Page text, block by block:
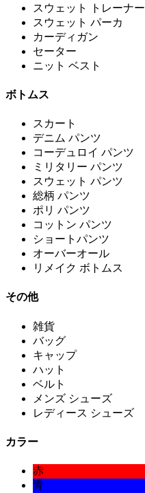
スウェット トレーナー
スウェット パーカ
カーディガン
セーター
ニット ベスト
ボトムス
スカート
デニム パンツ
コーデュロイ パンツ
ミリタリー パンツ
スウェット パンツ
総柄 パンツ
ポリ パンツ
コットン パンツ
ショートパンツ
オーバーオール
リメイク ボトムス
その他
雑貨
バッグ
キャップ
ハット
ベルト
メンズ シューズ
レディース シューズ
カラー
赤
青